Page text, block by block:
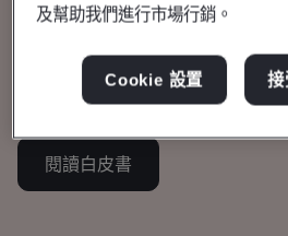
探索美容品牌如何結合品質
展，進而在整個化妝品價值
閱讀白皮書
及幫助我們進行市場行銷。
Cookie 設置